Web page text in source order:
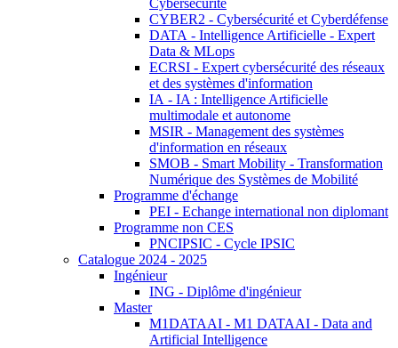
Cybersécurité
CYBER2 - Cybersécurité et Cyberdéfense
DATA - Intelligence Artificielle - Expert
Data & MLops
ECRSI - Expert cybersécurité des réseaux
et des systèmes d'information
IA - IA : Intelligence Artificielle
multimodale et autonome
MSIR - Management des systèmes
d'information en réseaux
SMOB - Smart Mobility - Transformation
Numérique des Systèmes de Mobilité
Programme d'échange
PEI - Echange international non diplomant
Programme non CES
PNCIPSIC - Cycle IPSIC
Catalogue 2024 - 2025
Ingénieur
ING - Diplôme d'ingénieur
Master
M1DATAAI - M1 DATAAI - Data and
Artificial Intelligence